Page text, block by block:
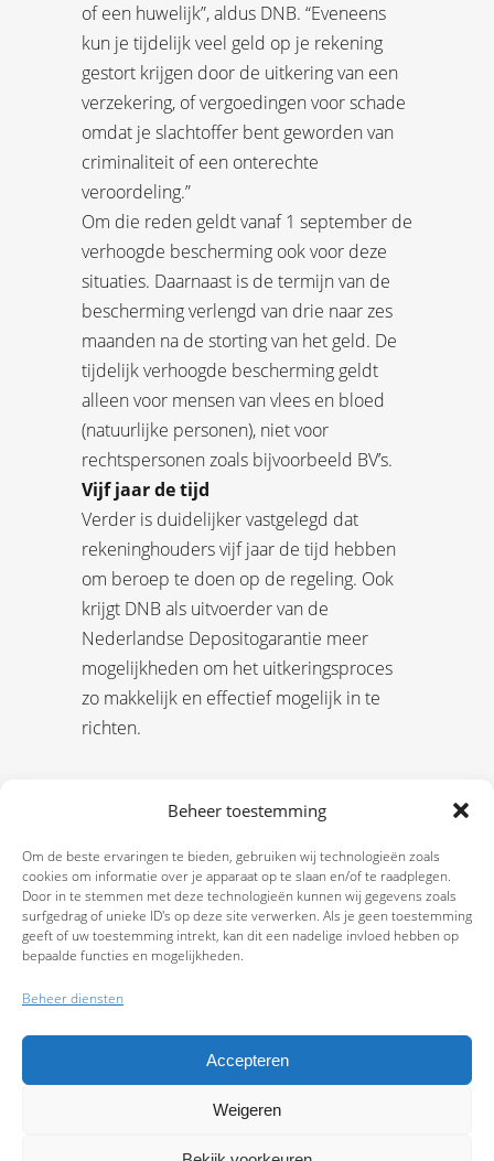
Beheer toestemming
Om de beste ervaringen te bieden, gebruiken wij technologieën zoals
cookies om informatie over je apparaat op te slaan en/of te raadplegen.
Door in te stemmen met deze technologieën kunnen wij gegevens zoals
surfgedrag of unieke ID's op deze site verwerken. Als je geen toestemming
geeft of uw toestemming intrekt, kan dit een nadelige invloed hebben op
bepaalde functies en mogelijkheden.
Beheer diensten
Accepteren
Weigeren
of een huwelijk”, aldus DNB. “Eveneens
kun je tijdelijk veel geld op je rekening
gestort krijgen door de uitkering van een
verzekering, of vergoedingen voor schade
omdat je slachtoffer bent geworden van
criminaliteit of een onterechte
veroordeling.”
Om die reden geldt vanaf 1 september de
verhoogde bescherming ook voor deze
situaties. Daarnaast is de termijn van de
bescherming verlengd van drie naar zes
maanden na de storting van het geld. De
tijdelijk verhoogde bescherming geldt
alleen voor mensen van vlees en bloed
(natuurlijke personen), niet voor
rechtspersonen zoals bijvoorbeeld BV’s.
Vijf jaar de tijd
Verder is duidelijker vastgelegd dat
rekeninghouders vijf jaar de tijd hebben
om beroep te doen op de regeling. Ook
krijgt DNB als uitvoerder van de
Nederlandse Depositogarantie meer
mogelijkheden om het uitkeringsproces
zo makkelijk en effectief mogelijk in te
richten.